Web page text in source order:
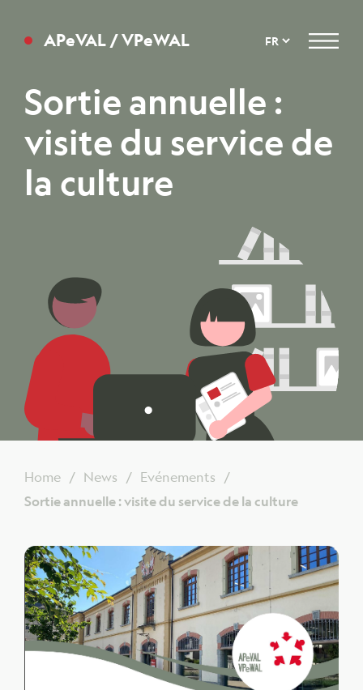
APeVAL / VPeWAL
Menu
Sortie annuelle :
visite du service de
la culture
Home News
Evénements
Sortie annuelle : visite du service de la culture